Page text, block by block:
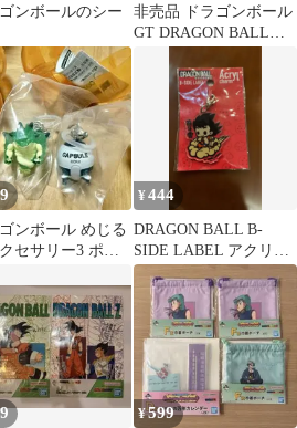
ゴンボールのシー
非売品 ドラゴンボール
GT DRAGON BALL
ゴンボール めじる
セサリー3 ポル
¥444
DRAGON BALL B-
SIDE LABEL アクリル
チャーム 孫悟空
¥599